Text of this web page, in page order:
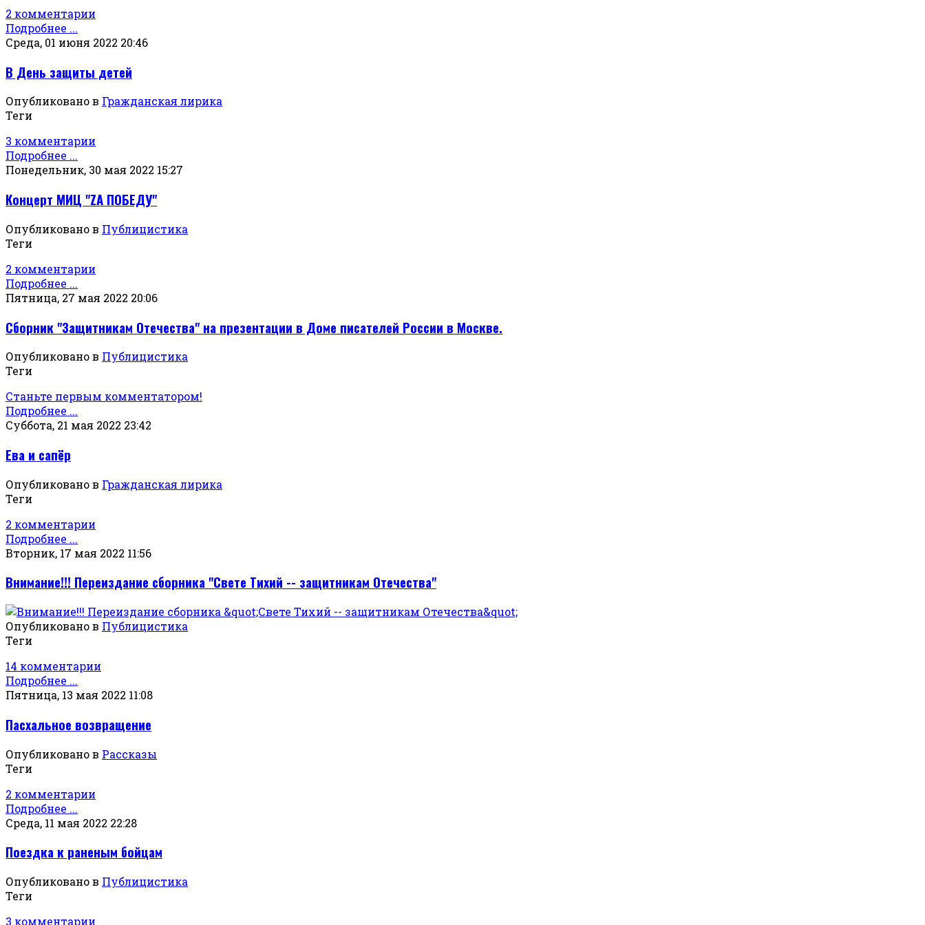
2 комментарии
Подробнее ...
Среда, 01 июня 2022 20:46
В День защиты детей
Опубликовано в Гражданская лирика
Теги
3 комментарии
Подробнее ...
Понедельник, 30 мая 2022 15:27
Концерт МИЦ "ZА ПОБЕДУ"
Опубликовано в Публицистика
Теги
2 комментарии
Подробнее ...
Пятница, 27 мая 2022 20:06
Сборник "Защитникам Отечества" на презентации в Доме писателей России в Москве.
Опубликовано в Публицистика
Теги
Станьте первым комментатором!
Подробнее ...
Суббота, 21 мая 2022 23:42
Ева и сапёр
Опубликовано в Гражданская лирика
Теги
2 комментарии
Подробнее ...
Вторник, 17 мая 2022 11:56
Внимание!!! Переиздание сборника "Свете Тихий -- защитникам Отечества"
Опубликовано в Публицистика
Теги
14 комментарии
Подробнее ...
Пятница, 13 мая 2022 11:08
Пасхальное возвращение
Опубликовано в Рассказы
Теги
2 комментарии
Подробнее ...
Среда, 11 мая 2022 22:28
Поездка к раненым бойцам
Опубликовано в Публицистика
Теги
3 комментарии